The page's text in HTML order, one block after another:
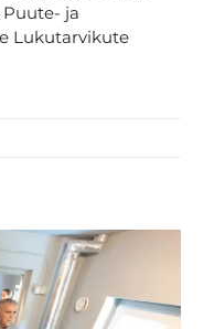
ja
Lukutarvikute